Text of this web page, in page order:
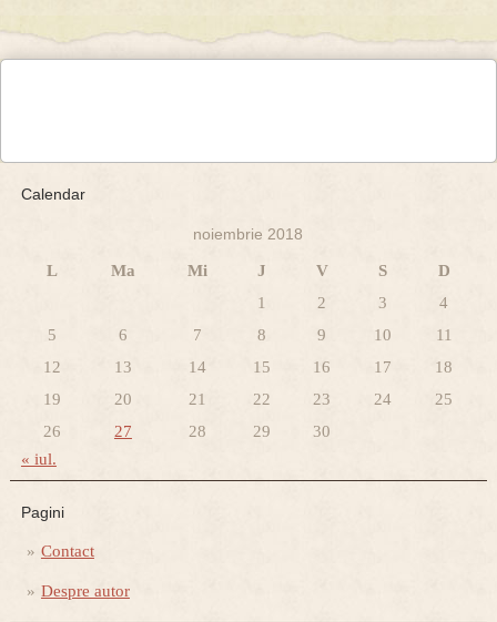
Calendar
noiembrie 2018
L Ma Mi J V S
D
1
2 3
4
5
6 7 8 9 10
11
12
13 14 15 16 17
18
19
20 21 22 23 24
25
26
27 28 29 30
« iul.
Pagini
Contact
Despre autor